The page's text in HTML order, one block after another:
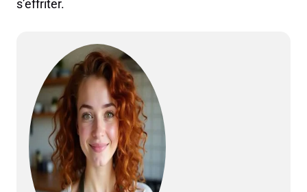
s’effriter.